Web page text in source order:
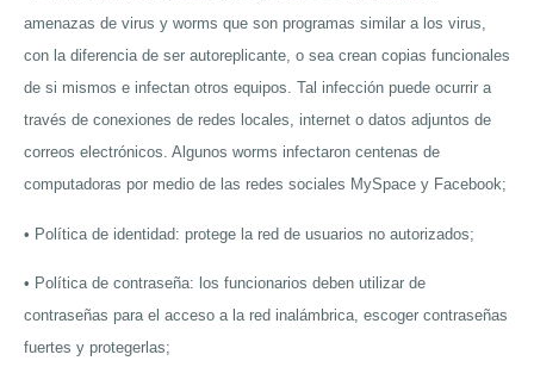
amenazas de virus y worms que son programas similar a los virus,
con la diferencia de ser autoreplicante, o sea crean copias funcionales
de si mismos e infectan otros equipos. Tal infección puede ocurrir a
través de conexiones de redes locales, internet o datos adjuntos de
correos electrónicos. Algunos worms infectaron centenas de
computadoras por medio de las redes sociales MySpace y Facebook;
• Política de identidad: protege la red de usuarios no autorizados;
• Política de contraseña: los funcionarios deben utilizar de
contraseñas para el acceso a la red inalámbrica, escoger contraseñas
fuertes y protegerlas;